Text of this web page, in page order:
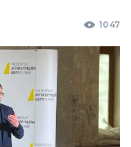
1047